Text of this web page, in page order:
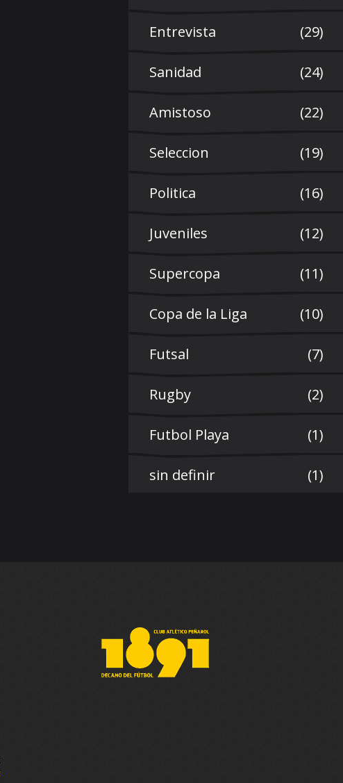
Entrevista (29)
Sanidad (24)
Amistoso (22)
Seleccion (19)
Politica (16)
Juveniles (12)
Supercopa (11)
Copa de la Liga (10)
Futsal (7)
Rugby (2)
Futbol Playa (1)
sin definir (1)